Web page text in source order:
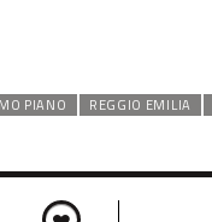
PIANO REGGIO EMILIA